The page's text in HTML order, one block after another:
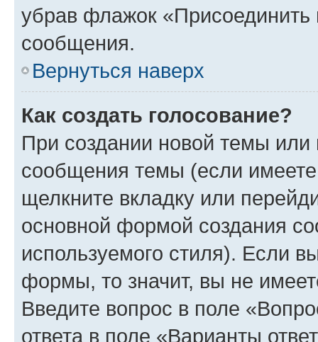
убрав флажок
сообщения.
Вернуться наверх
Как создать голосование?
При создании новой темы или
сообщения темы (если
щелкните вкладку или
основной формой создания
используемого стиля). Если
формы, то значит, вы не
Введите вопрос в поле
ответа в поле «Варианты